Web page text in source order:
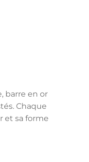
barre en or
Chaque
et sa forme